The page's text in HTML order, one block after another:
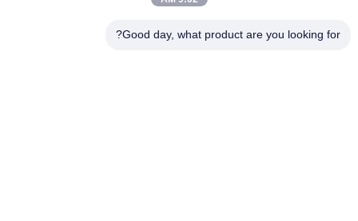
Good day, what product are you looking for?